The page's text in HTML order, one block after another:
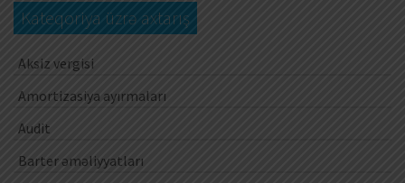
Kateqoriya üzrə axtarış
Aksiz vergisi
Amortizasiya ayırmaları
Audit
Barter əməliyyatları